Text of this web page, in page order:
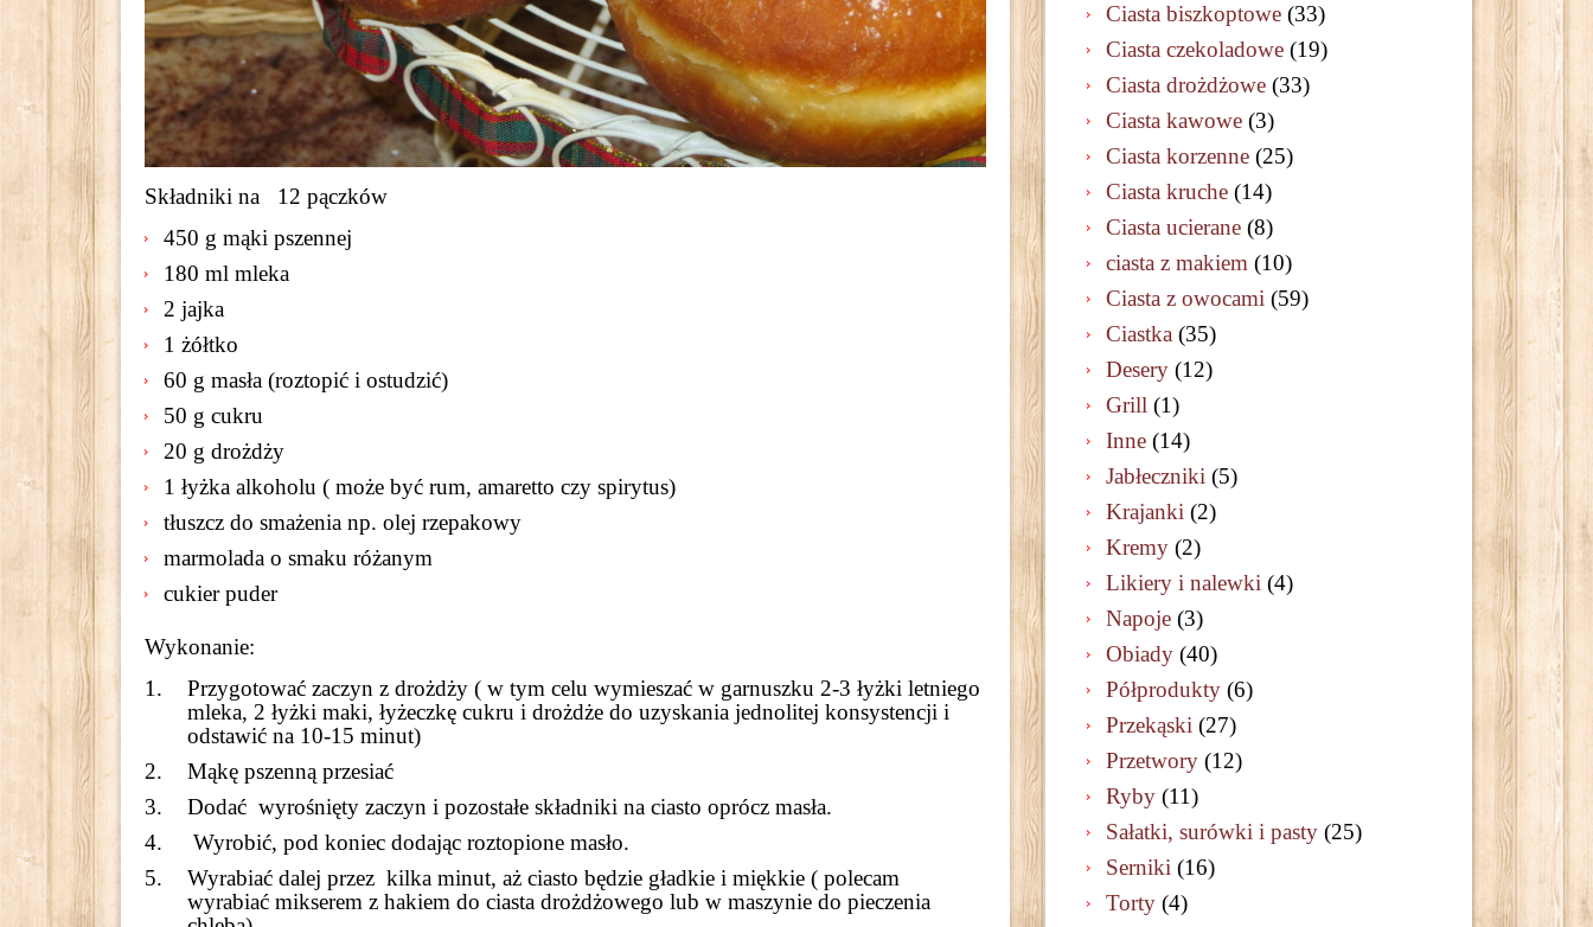
Składniki na 12 pączków
450 g mąki pszennej
180 ml mleka
2 jajka
1 żółtko
60 g masła (roztopić i ostudzić)
50 g cukru
20 g drożdży
1 łyżka alkoholu ( może być rum, amaretto czy spirytus)
tłuszcz do smażenia np. olej rzepakowy
marmolada o smaku różanym
cukier puder
Wykonanie:
Przygotować zaczyn z drożdży ( w tym celu wymieszać w garnuszku 2-3 łyżki letniego
mleka, 2 łyżki maki, łyżeczkę cukru i drożdże do uzyskania jednolitej konsystencji i
odstawić na 10-15 minut)
Mąkę pszenną przesiać
Dodać wyrośnięty zaczyn i pozostałe składniki na ciasto oprócz masła.
Wyrobić, pod koniec dodając roztopione masło.
Wyrabiać dalej przez kilka minut, aż ciasto będzie gładkie i miękkie ( polecam
wyrabiać mikserem z hakiem do ciasta drożdżowego lub w maszynie do pieczenia
Ciasta biszkoptowe (33)
Ciasta czekoladowe (19)
Ciasta drożdżowe (33)
Ciasta kawowe (3)
Ciasta korzenne (25)
Ciasta kruche (14)
Ciasta ucierane (8)
ciasta z makiem (10)
Ciasta z owocami (59)
Ciastka (35)
Desery (12)
Grill (1)
Inne (14)
Jabłeczniki (5)
Krajanki (2)
Kremy (2)
Likiery i nalewki (4)
Napoje (3)
Obiady (40)
Półprodukty (6)
Przekąski (27)
Przetwory (12)
Ryby (11)
Sałatki, surówki i pasty (25)
Serniki (16)
Torty (4)